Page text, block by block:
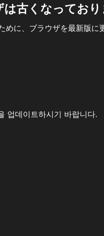
古くなっており
に、ブラウザを最新版に
업데이트하시기 바랍니다.